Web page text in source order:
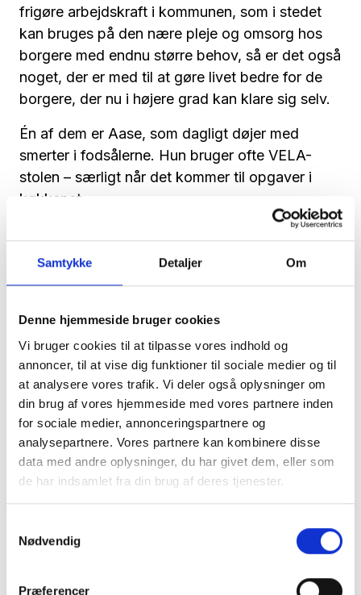
Samtykke Detaljer Om
Denne hjemmeside bruger cookies
Vi bruger cookies til at tilpasse vores indhold og
annoncer, til at vise dig funktioner til sociale medier og til
at analysere vores trafik. Vi deler også oplysninger om
din brug af vores hjemmeside med vores partnere inden
for sociale medier, annonceringspartnere og
analysepartnere. Vores partnere kan kombinere disse
data med andre oplysninger, du har givet dem, eller som
de har indsamlet fra din brug af deres tjenester.
Nødvendig
Præferencer
frigøre arbejdskraft i kommunen, som i stedet
kan bruges på den nære pleje og omsorg hos
borgere med endnu større behov, så er det også
noget, der er med til at gøre livet bedre for de
borgere, der nu i højere grad kan klare sig selv.
Én af dem er Aase, som dagligt døjer med
smerter i fodsålerne. Hun bruger ofte VELA-
stolen – særligt når det kommer til opgaver i
køkkenet.
- Jeg bruger den for eksempel, når jeg skal
stege frikadeller, lave boller eller småkager og
normalt skal stå op for at lave. Jeg bruger den,
jeg er glad for at bruge den og kan ikke
undvære den.
Også for Hanne Mette, som ligeledes har
problemer med at stå op, er forskellen markant.
VELA-stolen har givet hende en højere grad af
frihed og selvstændighed, og i dag kan hun
klare sig med blot to besøg af hjemmehjælpen –
én gang om morgenen og én gang til natten.
- Stolen hjælper til at gøre mig uafhængig af
jeg ikke havde stolen, skulle jeg have hjælp til